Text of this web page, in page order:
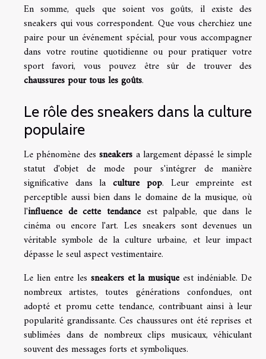
En somme, quels que soient vos goûts, il existe des
sneakers qui vous correspondent. Que vous cherchiez une
paire pour un événement spécial, pour vous accompagner
dans votre routine quotidienne ou pour pratiquer votre
sport favori, vous pouvez être sûr de trouver des
chaussures pour tous les goûts.
Le rôle des sneakers dans la culture
populaire
Le phénomène dessneakers a largement dépassé le simple
statut d'objet de mode pour s'intégrer de manière
significative dans laculture pop. Leur empreinte est
perceptible aussi bien dans le domaine de la musique, où
l'influence de cette tendanceest palpable, que dans le
cinéma ou encore l'art. Les sneakers sont devenues un
véritable symbole de la culture urbaine, et leur impact
dépasse le seul aspect vestimentaire.
Le lien entre les sneakers et la musiqueest indéniable. De
nombreux artistes, toutes générations confondues, ont
adopté et promu cette tendance, contribuant ainsi à leur
popularité grandissante. Ces chaussures ont été reprises et
sublimées dans de nombreux clips musicaux, véhiculant
souvent des messages forts et symboliques.